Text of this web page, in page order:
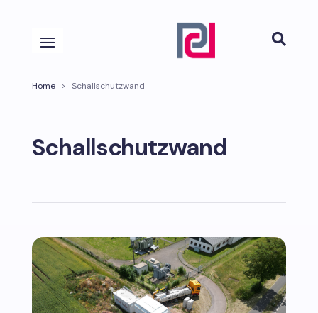

Home > Schallschutzwand
Schallschutzwand